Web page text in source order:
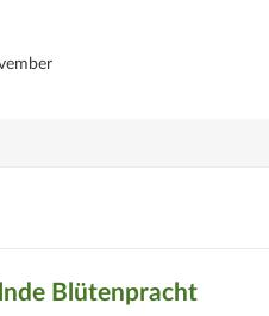
Blütenpracht